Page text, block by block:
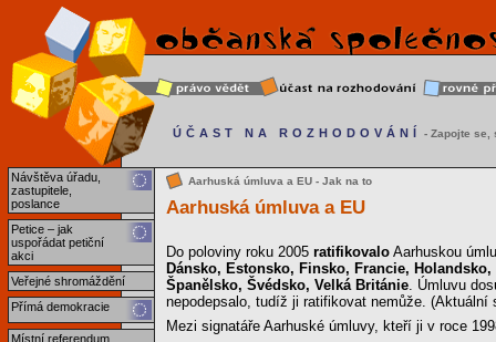
Návštěva úřadu,
zastupitele,
poslance
Petice – jak
uspořádat petiční
akci
Veřejné shromáždění
Přímá demokracie
Místní referendum
ÚČAST NA ROZHODOVÁNÍ - Zapojte se,
Aarhuská úmluva a EU - Jak na to
Aarhuská úmluva a EU
Do poloviny roku 2005 ratifikovalo Aarhuskou
Dánsko, Estonsko, Finsko, Francie,
Španělsko, Švédsko, Velká Británie. Úmluvu
nepodepsalo, tudíž ji ratifikovat nemůže.
Mezi signatáře Aarhuské úmluvy, kteří ji v roce